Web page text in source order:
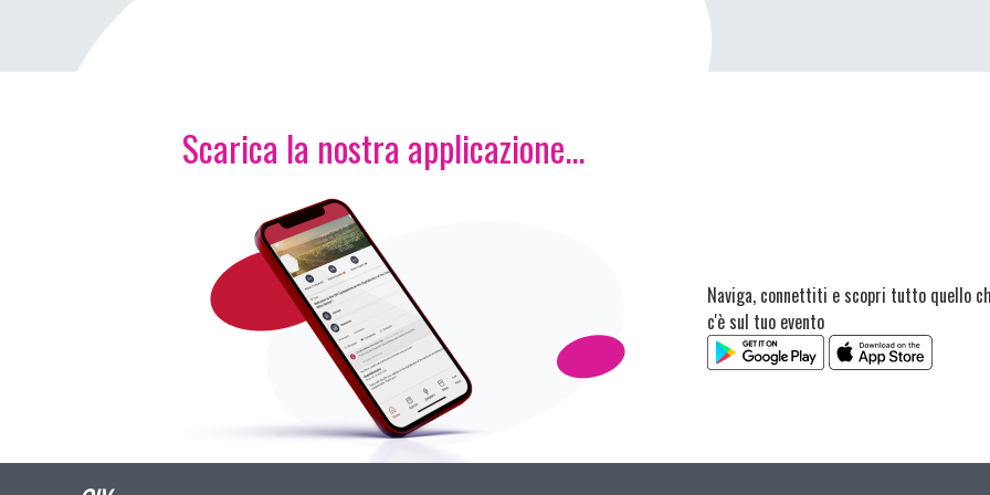
Scarica la nostra applicazione...
Naviga, connettiti e scopri tutto quello
c'è sul tuo evento